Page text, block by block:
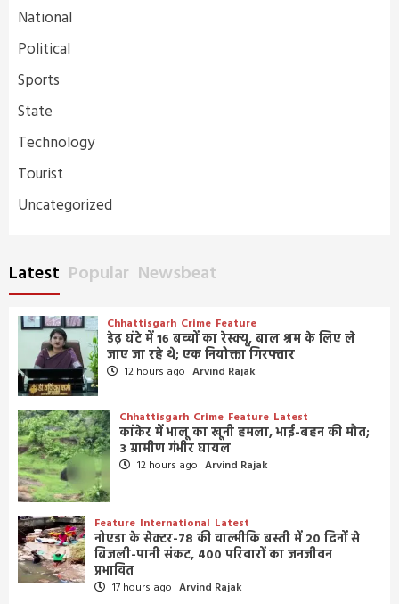
National
Political
Sports
State
Technology
Tourist
Uncategorized
Latest Popular Newsbeat
Chhattisgarh Crime Feature
डेढ़ घंटे में 16 बच्चों का रेस्क्यू, बाल श्रम के लिए ले
जाए जा रहे थे; एक नियोक्ता गिरफ्तार
12 hours ago Arvind Rajak
Chhattisgarh Crime Feature Latest
कांकेर में भालू का खूनी हमला, भाई-बहन की मौत;
3 ग्रामीण गंभीर घायल
12 hours ago Arvind Rajak
Feature International Latest
नोएडा के सेक्टर-78 की वाल्मीकि बस्ती में 20 दिनों से
बिजली-पानी संकट, 400 परिवारों का जनजीवन
प्रभावित
17 hours ago Arvind Rajak